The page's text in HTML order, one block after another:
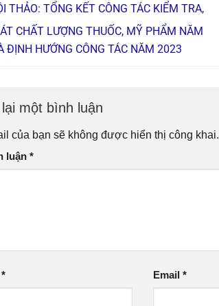
THẢO: TỔNG KẾT CÔNG TÁC KIỂM TRA,
CHẤT LƯỢNG THUỐC, MỸ PHẨM NĂM
ĐỊNH HƯỚNG CÔNG TÁC NĂM 2023
một bình luận
của bạn sẽ không được hiển thị công khai.
luận *
* Email *